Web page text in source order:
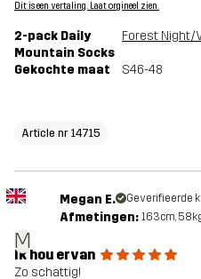
Dit is een vertaling. Laat orgineel zien.
2-pack Daily
Mountain Socks
Gekochte maat S46-48
Article nr 14715
M
Megan E. Geverifieerde
Afmetingen: 163cm,
Ik hou ervan
Zo schattig!